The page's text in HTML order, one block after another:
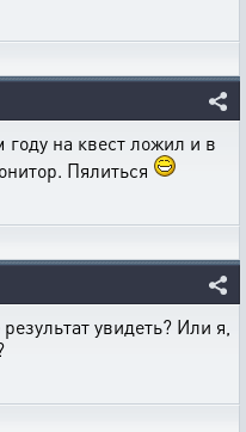
году на квест ложил и в
Пялиться
увидеть? Или я,